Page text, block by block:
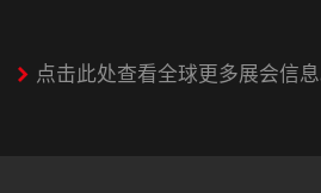
点击此处查看全球更多展会信息